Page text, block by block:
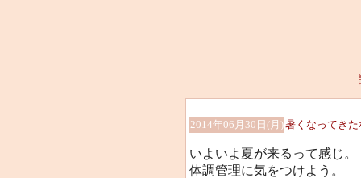
2014年06月30日(月)暑くなってきた
いよいよ夏が来るって感じ。
体調管理に気をつけよう。